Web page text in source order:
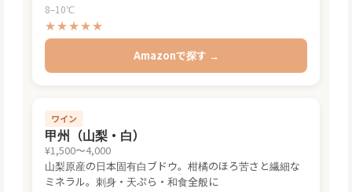
8–10℃
★★★★★
Amazonで探す →
ワイン
甲州（山梨・白）
¥1,500〜4,000
山梨原産の日本固有白ブドウ。柑橘のほろ苦さと繊細な
ミネラル。刺身・天ぷら・和食全般に